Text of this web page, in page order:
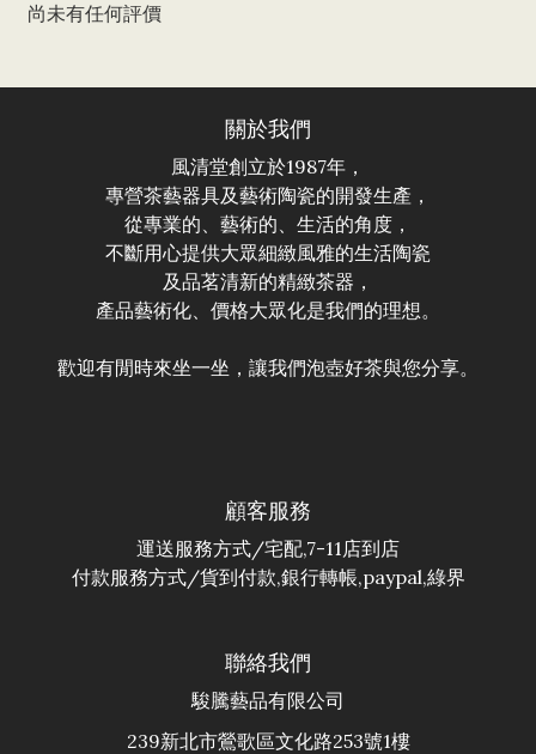
尚未有任何評價
關於我們
風清堂創立於1987年，
專營茶藝器具及藝術陶瓷的開發生產，
從專業的、藝術的、生活的角度，
不斷用心提供大眾細緻風雅的生活陶瓷
及品茗清新的精緻茶器，
產品藝術化、價格大眾化是我們的理想。
歡迎有閒時來坐一坐，讓我們泡壺好茶與您分享。
顧客服務
運送服務方式/宅配,7-11店到店
付款服務方式/貨到付款,銀行轉帳,paypal,綠界
聯絡我們
駿騰藝品有限公司
239新北市鶯歌區文化路253號1樓